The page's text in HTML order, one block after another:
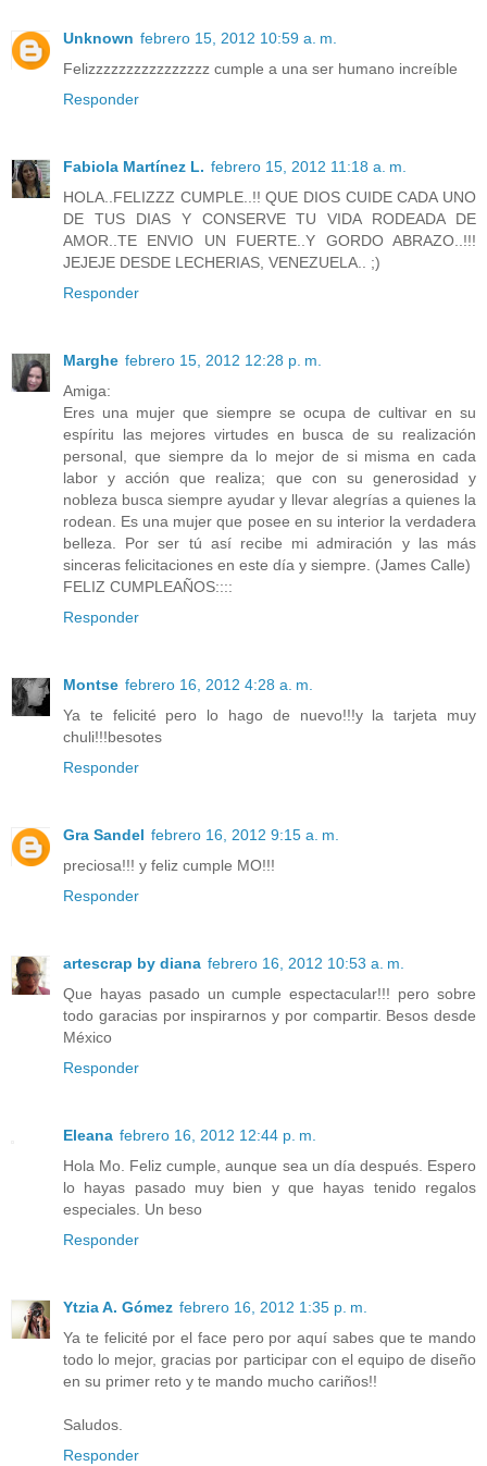
Unknown febrero 15, 2012 10:59 a. m.
Felizzzzzzzzzzzzzzzz cumple a una ser humano increíble
Responder
Fabiola Martínez L. febrero 15, 2012 11:18 a. m.
HOLA..FELIZZZ CUMPLE..!! QUE DIOS CUIDE CADA UNO
DE TUS DIAS Y CONSERVE TU VIDA RODEADA DE
AMOR..TE ENVIO UN FUERTE..Y GORDO ABRAZO..!!!
JEJEJE DESDE LECHERIAS, VENEZUELA.. ;)
Responder
Marghe febrero 15, 2012 12:28 p. m.
Amiga:
Eres una mujer que siempre se ocupa de cultivar en su
espíritu las mejores virtudes en busca de su realización
personal, que siempre da lo mejor de si misma en cada
labor y acción que realiza; que con su generosidad y
nobleza busca siempre ayudar y llevar alegrías a quienes la
rodean. Es una mujer que posee en su interior la verdadera
belleza. Por ser tú así recibe mi admiración y las más
sinceras felicitaciones en este día y siempre. (James Calle)
FELIZ CUMPLEAÑOS::::
Responder
Montse febrero 16, 2012 4:28 a. m.
Ya te felicité pero lo hago de nuevo!!!y la tarjeta muy
chuli!!!besotes
Responder
Gra Sandel febrero 16, 2012 9:15 a. m.
preciosa!!! y feliz cumple MO!!!
Responder
artescrap by diana febrero 16, 2012 10:53 a. m.
Que hayas pasado un cumple espectacular!!! pero sobre
todo garacias por inspirarnos y por compartir. Besos desde
México
Responder
Eleana febrero 16, 2012 12:44 p. m.
Hola Mo. Feliz cumple, aunque sea un día después. Espero
lo hayas pasado muy bien y que hayas tenido regalos
especiales. Un beso
Responder
Ytzia A. Gómez febrero 16, 2012 1:35 p. m.
Ya te felicité por el face pero por aquí sabes que te mando
todo lo mejor, gracias por participar con el equipo de diseño
en su primer reto y te mando mucho cariños!!
Saludos.
Responder